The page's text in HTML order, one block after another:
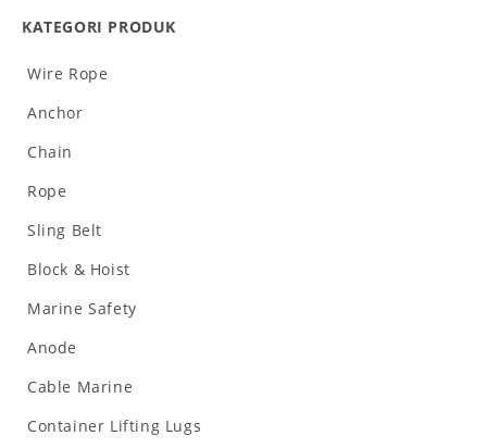
KATEGORI PRODUK
Wire Rope
Anchor
Chain
Rope
Sling Belt
Block & Hoist
Marine Safety
Anode
Cable Marine
Container Lifting Lugs